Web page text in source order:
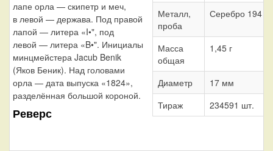
лапе орла — скипетр и меч,
в левой — держава. Под правой
лапой — литера «I•", под
левой — литера «B•". Инициалы
минцмейстера Jacub Benik
(Яков Беник). Над головами
орла — дата выпуска «1824»,
разделённая большой короной.
Реверс
Металл,
проба
Серебро 194
Масса
общая
1,45 г
Диаметр
17 мм
Тираж
234591 шт.